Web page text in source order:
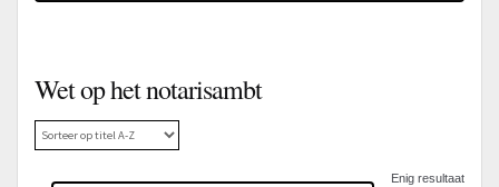
Wet op het notarisambt
Enig resultaat